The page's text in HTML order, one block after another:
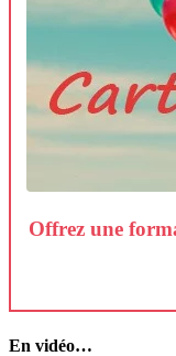
Offrez une
En vidéo…